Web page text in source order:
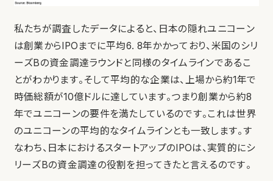
私たちが調査したデータによると、日本の隠れユニコーン
は創業からIPOまでに平均6. 8年かかっており、米国のシリ
ーズBの資金調達ラウンドと同様のタイムラインであるこ
とがわかります。そして平均的な企業は、上場から約1年で
時価総額が10億ドルに達しています。つまり創業から約8
年でユニコーンの要件を満たしているのです。これは世界
のユニコーンの平均的なタイムラインとも一致します。す
なわち、日本におけるスタートアップのIPOは、実質的にシ
リーズBの資金調達の役割を担ってきたと言えるのです。